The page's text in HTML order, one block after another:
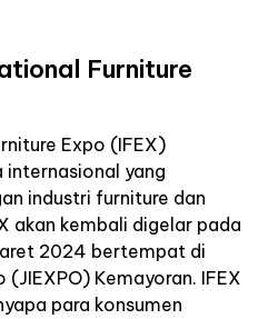
Furniture
Expo (IFEX)
internasional yang
industri furniture dan
akan kembali digelar pada
2024 bertempat di
Kemayoran. IFEX
para konsumen